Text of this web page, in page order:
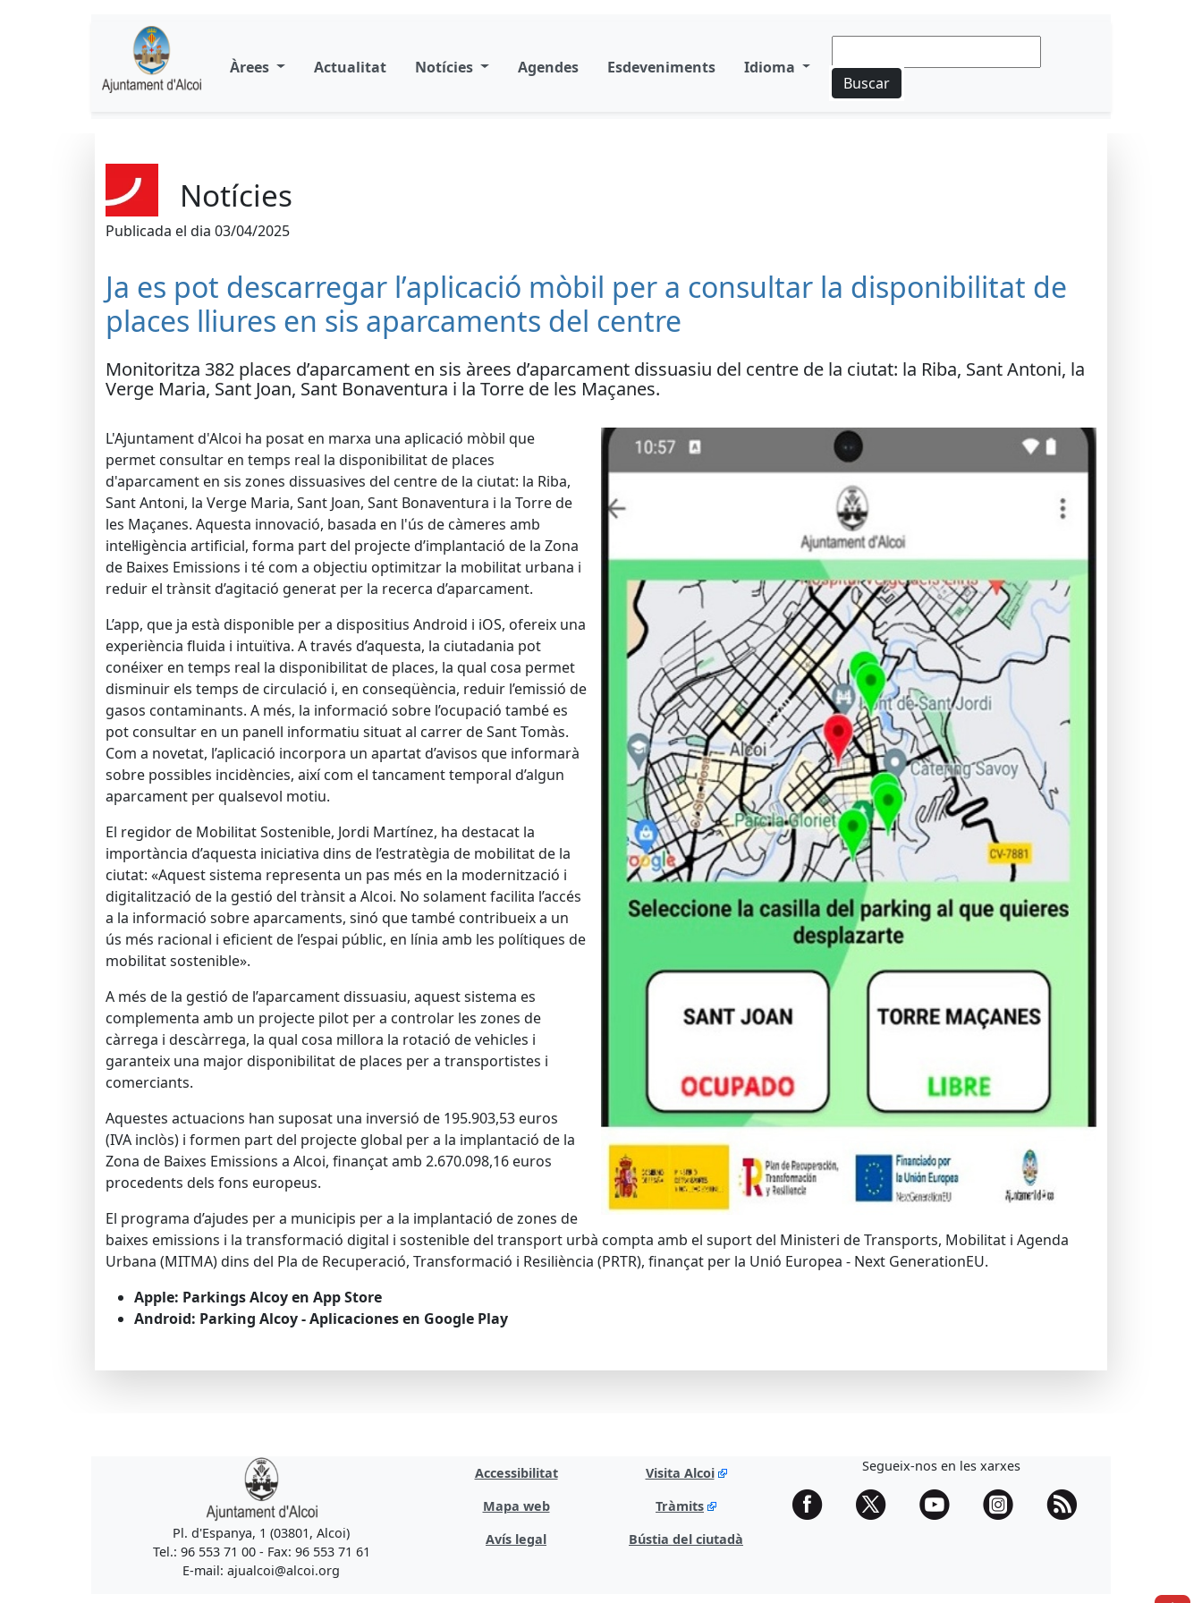
Àrees Actualitat Notícies Agendes Esdeveniments
Idioma
Buscar
Notícies
Publicada el dia 03/04/2025
Ja es pot descarregar l’aplicació mòbil per a consultar la disponibilitat de
places lliures en sis aparcaments del centre
Monitoritza 382 places d’aparcament en sis àrees d’aparcament dissuasiu del centre de la ciutat: la Riba, Sant Antoni, la
Verge Maria, Sant Joan, Sant Bonaventura i la Torre de les Maçanes.
L'Ajuntament d'Alcoi ha posat en marxa una aplicació mòbil que
permet consultar en temps real la disponibilitat de places
d'aparcament en sis zones dissuasives del centre de la ciutat: la Riba,
Sant Antoni, la Verge Maria, Sant Joan, Sant Bonaventura i la Torre de
les Maçanes. Aquesta innovació, basada en l'ús de càmeres amb
intel·ligència artificial, forma part del projecte d’implantació de la Zona
de Baixes Emissions i té com a objectiu optimitzar la mobilitat urbana i
reduir el trànsit d’agitació generat per la recerca d’aparcament.
L’app, que ja està disponible per a dispositius Android i iOS, ofereix una
experiència fluida i intuïtiva. A través d’aquesta, la ciutadania pot
conéixer en temps real la disponibilitat de places, la qual cosa permet
disminuir els temps de circulació i, en conseqüència, reduir l’emissió de
gasos contaminants. A més, la informació sobre l’ocupació també es
pot consultar en un panell informatiu situat al carrer de Sant Tomàs.
Com a novetat, l’aplicació incorpora un apartat d’avisos que informarà
sobre possibles incidències, així com el tancament temporal d’algun
aparcament per qualsevol motiu.
El regidor de Mobilitat Sostenible, Jordi Martínez, ha destacat la
importància d’aquesta iniciativa dins de l’estratègia de mobilitat de la
ciutat: «Aquest sistema representa un pas més en la modernització i
digitalització de la gestió del trànsit a Alcoi. No solament facilita l’accés
a la informació sobre aparcaments, sinó que també contribueix a un
ús més racional i eficient de l’espai públic, en línia amb les polítiques de
mobilitat sostenible».
A més de la gestió de l’aparcament dissuasiu, aquest sistema es
complementa amb un projecte pilot per a controlar les zones de
càrrega i descàrrega, la qual cosa millora la rotació de vehicles i
garanteix una major disponibilitat de places per a transportistes i
comerciants.
Aquestes actuacions han suposat una inversió de 195.903,53 euros
(IVA inclòs) i formen part del projecte global per a la implantació de la
Zona de Baixes Emissions a Alcoi, finançat amb 2.670.098,16 euros
procedents dels fons europeus.
El programa d’ajudes per a municipis per a la implantació de zones de
baixes emissions i la transformació digital i sostenible del transport urbà compta amb el suport del Ministeri de Transports, Mobilitat i Agenda
Urbana (MITMA) dins del Pla de Recuperació, Transformació i Resiliència (PRTR), finançat per la Unió Europea - Next GenerationEU.
Apple: Parkings Alcoy en App Store
Android: Parking Alcoy - Aplicaciones en Google Play
Pl. d'Espanya, 1 (03801, Alcoi)
Tel.: 96 553 71 00 - Fax: 96 553 71 61
E-mail: ajualcoi@alcoi.org
Accessibilitat
Mapa web
Avís legal
Visita Alcoi
Tràmits
Bústia del ciutadà
Segueix-nos en les xarxes